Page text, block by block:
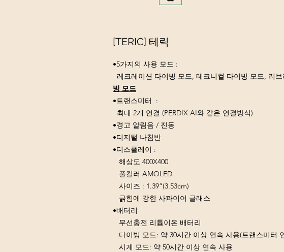
[TERIC] 테릭
•5가지의 사용 모드 :
레크레이션 다이빙 모드, 테크니컬 다이빙 모드, 리
빙 모드
•트랜스미터 :
최대 2개 연결 (PERDIX AI와 같은 연결방식)
•경고 알림음 / 진동
•디지털 나침반
•디스플레이 :
해상도 400X400
풀컬러 AMOLED
사이즈 : 1.39”(3.53cm)
긁힘에 강한 사파이어 글래스
•배터리
무선충전 리튬이온 배터리
다이빙 모드: 약 30시간 이상 연속 사용(트랜스미터
시계 모드: 약 50시간 이상 연속 사용